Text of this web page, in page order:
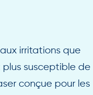
irritations que
susceptible de
conçue pour les